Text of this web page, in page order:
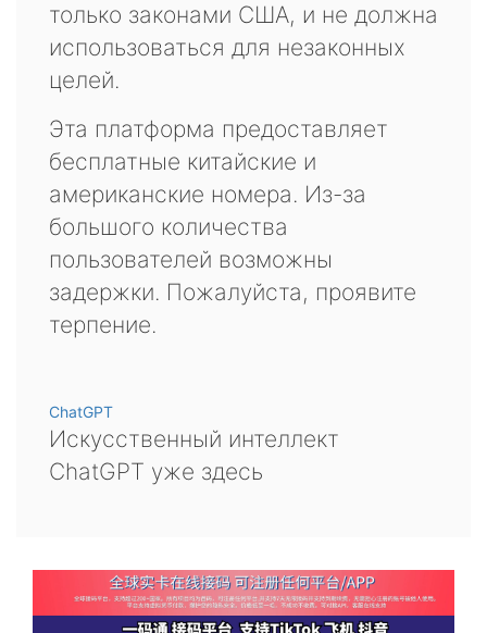
только законами США, и не должна
использоваться для незаконных
целей.
Эта платформа предоставляет
бесплатные китайские и
американские номера. Из-за
большого количества
пользователей возможны
задержки. Пожалуйста, проявите
терпение.
ChatGPT
Искусственный интеллект
ChatGPT уже здесь